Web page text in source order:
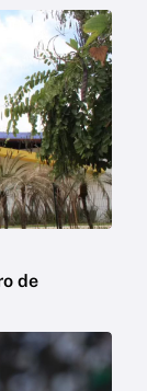
de